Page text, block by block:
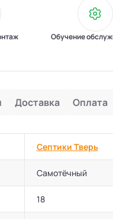
Обучение
Доставка Оплата
Септики Тверь
Самотёчный
18